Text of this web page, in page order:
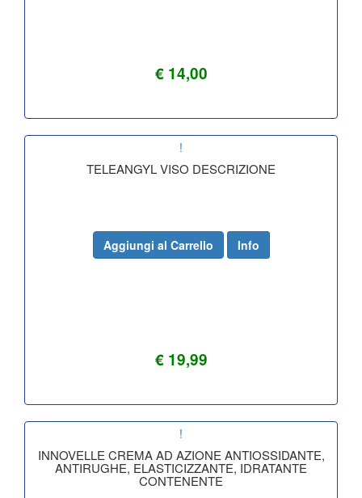
€ 14,00
!
TELEANGYL VISO DESCRIZIONE
€ 19,99
Aggiungi al Carrello Info
!
INNOVELLE CREMA AD AZIONE ANTIOSSIDANTE,
ANTIRUGHE, ELASTICIZZANTE, IDRATANTE
CONTENENTE